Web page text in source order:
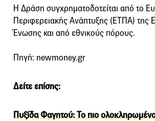
Η Δράση συγχρηματοδοτείται από το
Περιφερειακής Ανάπτυξης (ΕΤΠΑ) της
Ένωσης και από εθνικούς πόρους.
Πηγή: newmoney.gr
Δείτε επίσης:
Πυξίδα Φαγητού: Το πιο